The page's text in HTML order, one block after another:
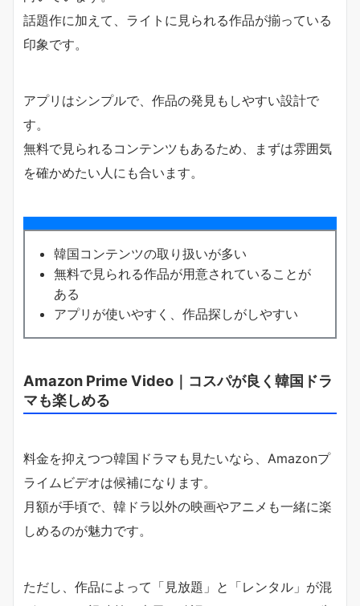
話題作に加えて、ライトに見られる作品が揃っている
印象です。
アプリはシンプルで、作品の発見もしやすい設計で
す。
無料で見られるコンテンツもあるため、まずは雰囲気
を確かめたい人にも合います。
韓国コンテンツの取り扱いが多い
無料で見られる作品が用意されていることが
ある
アプリが使いやすく、作品探しがしやすい
Amazon Prime Video｜コスパが良く韓国ドラ
マも楽しめる
料金を抑えつつ韓国ドラマも見たいなら、Amazonプ
ライムビデオは候補になります。
月額が手頃で、韓ドラ以外の映画やアニメも一緒に楽
しめるのが魅力です。
ただし、作品によって「見放題」と「レンタル」が混